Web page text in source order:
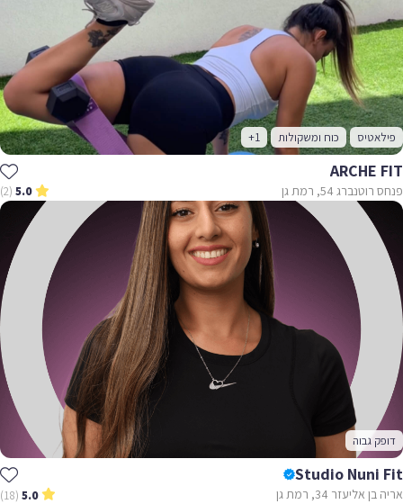
פילאטיס כוח ומשקולות +1
ARCHE FIT
פנחס רוטנברג 54, רמת גן 5.0
(2)
דופק גבוה
Studio Nuni Fit
אריה בן אליעזר 34, רמת גן 5.0
(18)